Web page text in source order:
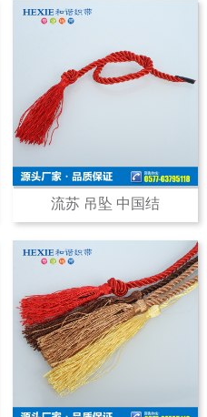
流苏 吊坠 中国结